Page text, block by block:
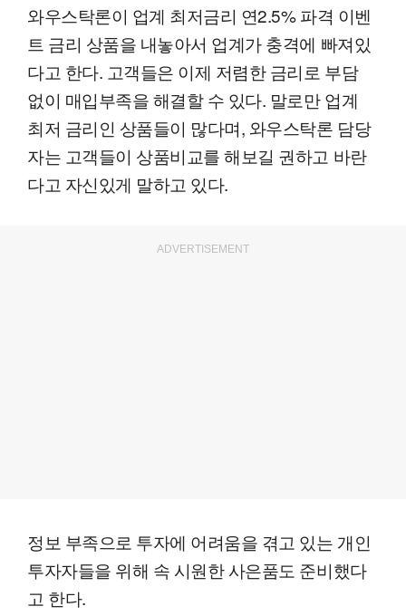
와우스탁론이 업계 최저금리 연2.5% 파격 이벤
트 금리 상품을 내놓아서 업계가 충격에 빠져있
다고 한다. 고객들은 이제 저렴한 금리로 부담
없이 매입부족을 해결할 수 있다. 말로만 업계
최저 금리인 상품들이 많다며, 와우스탁론 담당
자는 고객들이 상품비교를 해보길 권하고 바란
다고 자신있게 말하고 있다.
ADVERTISEMENT
정보 부족으로 투자에 어려움을 겪고 있는 개인
투자자들을 위해 속 시원한 사은품도 준비했다
고 한다.